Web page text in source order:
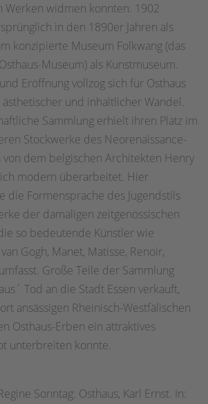
Werken widmen konnten. 1902
in den 1890er Jahren als
konzipierte Museum Folkwang (das
Museum) als Kunstmuseum.
Eröffnung vollzog sich für Osthaus
und inhaltlicher Wandel.
Sammlung erhielt ihren Platz im
Stockwerke des Neorenaissance-
dem belgischen Architekten Henry
modern überarbeitet. Hier
die Formensprache des Jugendstils
der damaligen zeitgenössischen
so bedeutende Künstler wie
Gogh, Manet, Matisse, Renoir,
Große Teile der Sammlung
Tod an die Stadt Essen verkauft,
ansässigen Rheinisch-Westfälischen
Osthaus-Erben ein attraktives
unterbreiten konnte.
Sonntag: Osthaus, Karl Ernst. In: